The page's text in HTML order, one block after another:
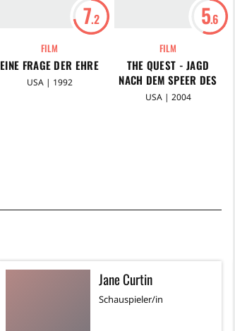
7.2
FILM
EINE FRAGE DER EHRE
USA | 1992
5.6
FILM
THE QUEST - JAGD
NACH DEM SPEER DES
SCHICKSALS
USA | 2004
Jane Curtin
Schauspieler/in